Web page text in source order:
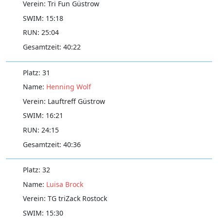
Tri Fun Güstrow
15:18
25:04
40:22
31
Henning Wolf
Lauftreff Güstrow
16:21
24:15
40:36
32
Luisa Brock
TG triZack Rostock
15:30